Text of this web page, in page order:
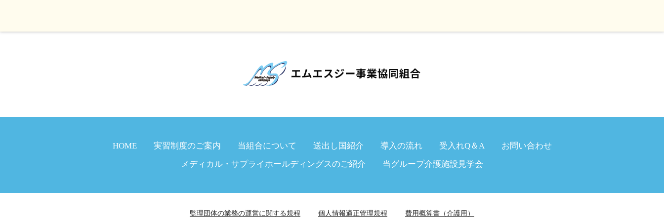
HOME 実習制度のご案内 当組合について 送出し国紹介 導入の流れ 受入れQ＆A
お問い合わせ
メディカル・サプライホールディングスのご紹介
当グループ介護施設見学会
監理団体の業務の運営に関する規程 個人情報適正管理規程 費用概算書（介護用）